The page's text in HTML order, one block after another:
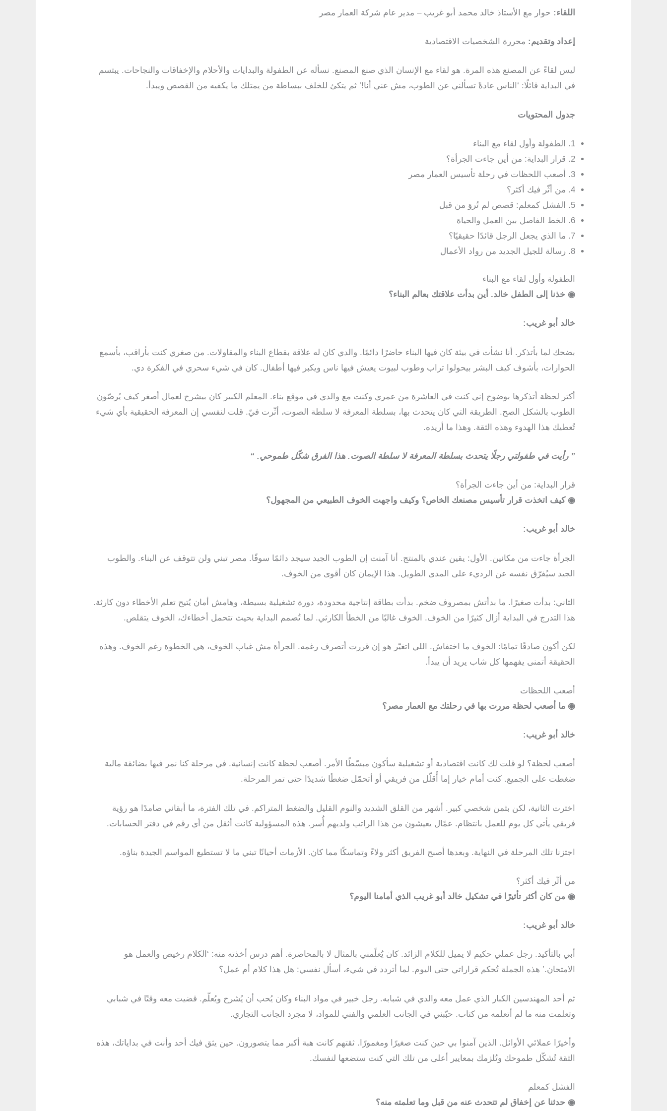
اللقاء: حوار مع الأستاذ خالد محمد أبو غريب – مدير عام شركة العمار مصر
إعداد وتقديم: محررة الشخصيات الاقتصادية
ليس لقاءً عن المصنع هذه المرة. هو لقاء مع الإنسان الذي صنع المصنع. نسأله عن الطفولة والبدايات والأحلام والإخفاقات والنجاحات. يبتسم
في البداية قائلًا: ‘الناس عادةً تسألني عن الطوب، مش عني أنا!’ ثم يتكئ للخلف ببساطة من يمتلك ما يكفيه من القصص ويبدأ.
جدول المحتويات
1. الطفولة وأول لقاء مع البناء
2. قرار البداية: من أين جاءت الجرأة؟
3. أصعب اللحظات في رحلة تأسيس العمار مصر
4. من أثّر فيك أكثر؟
5. الفشل كمعلم: قصص لم تُروَ من قبل
6. الخط الفاصل بين العمل والحياة
7. ما الذي يجعل الرجل قائدًا حقيقيًا؟
8. رسالة للجيل الجديد من رواد الأعمال
الطفولة وأول لقاء مع البناء
◉ خذنا إلى الطفل خالد. أين بدأت علاقتك بعالم البناء؟
خالد أبو غريب:
بضحك لما بأتذكر. أنا نشأت في بيئة كان فيها البناء حاضرًا دائمًا. والدي كان له علاقة بقطاع البناء والمقاولات. من صغري كنت بأراقب، بأسمع
الحوارات، بأشوف كيف البشر بيحولوا تراب وطوب لبيوت يعيش فيها ناس ويكبر فيها أطفال. كان في شيء سحري في الفكرة دي.
أكتر لحظة أتذكرها بوضوح إني كنت في العاشرة من عمري وكنت مع والدي في موقع بناء. المعلم الكبير كان بيشرح لعمال أصغر كيف يُرصّون
الطوب بالشكل الصح. الطريقة التي كان يتحدث بها، بسلطة المعرفة لا سلطة الصوت، أثّرت فيّ. قلت لنفسي إن المعرفة الحقيقية بأي شيء
تُعطيك هذا الهدوء وهذه الثقة. وهذا ما أريده.
” رأيت في طفولتي رجلًا يتحدث بسلطة المعرفة لا سلطة الصوت. هذا الفرق شكّل طموحي. “
قرار البداية: من أين جاءت الجرأة؟
◉كيف اتخذت قرار تأسيس مصنعك الخاص؟ وكيف واجهت الخوف الطبيعي من المجهول؟
خالد أبو غريب:
الجرأة جاءت من مكانين. الأول: يقين عندي بالمنتج. أنا آمنت إن الطوب الجيد سيجد دائمًا سوقًا. مصر تبني ولن تتوقف عن البناء. والطوب
الجيد سيُفرّق نفسه عن الرديء على المدى الطويل. هذا الإيمان كان أقوى من الخوف.
الثاني: بدأت صغيرًا. ما بدأتش بمصروف ضخم. بدأت بطاقة إنتاجية محدودة، دورة تشغيلية بسيطة، وهامش أمان يُتيح تعلم الأخطاء دون كارثة.
هذا التدرج في البداية أزال كثيرًا من الخوف. الخوف غالبًا من الخطأ الكارثي. لما تُصمم البداية بحيث تتحمل أخطاءك، الخوف يتقلص.
لكن أكون صادقًا تمامًا: الخوف ما اختفاش. اللي اتغيّر هو إن قررت أتصرف رغمه. الجرأة مش غياب الخوف، هي الخطوة رغم الخوف. وهذه
الحقيقة أتمنى يفهمها كل شاب يريد أن يبدأ.
أصعب اللحظات
◉ما أصعب لحظة مررت بها في رحلتك مع العمار مصر؟
خالد أبو غريب:
أصعب لحظة؟ لو قلت لك كانت اقتصادية أو تشغيلية سأكون مبسّطًا الأمر. أصعب لحظة كانت إنسانية. في مرحلة كنا نمر فيها بضائقة مالية
ضغطت على الجميع. كنت أمام خيار إما أُقلّل من فريقي أو أتحمّل ضغطًا شديدًا حتى تمر المرحلة.
اخترت الثانية، لكن بثمن شخصي كبير. أشهر من القلق الشديد والنوم القليل والضغط المتراكم. في تلك الفترة، ما أبقاني صامدًا هو رؤية
فريقي يأتي كل يوم للعمل بانتظام. عمّال يعيشون من هذا الراتب ولديهم أُسر. هذه المسؤولية كانت أثقل من أي رقم في دفتر الحسابات.
اجتزنا تلك المرحلة في النهاية. وبعدها أصبح الفريق أكثر ولاءً وتماسكًا مما كان. الأزمات أحيانًا تبني ما لا تستطيع المواسم الجيدة بناؤه.
من أثّر فيك أكثر؟
◉من كان أكثر تأثيرًا في تشكيل خالد أبو غريب الذي أمامنا اليوم؟
خالد أبو غريب:
أبي بالتأكيد. رجل عملي حكيم لا يميل للكلام الزائد. كان يُعلّمني بالمثال لا بالمحاضرة. أهم درس أخذته منه: ‘الكلام رخيص والعمل هو
الامتحان.’ هذه الجملة تُحكم قراراتي حتى اليوم. لما أتردد في شيء، أسأل نفسي: هل هذا كلام أم عمل؟
ثم أحد المهندسين الكبار الذي عمل معه والدي في شبابه. رجل خبير في مواد البناء وكان يُحب أن يُشرح ويُعلّم. قضيت معه وقتًا في شبابي
وتعلمت منه ما لم أتعلمه من كتاب. حبّبني في الجانب العلمي والفني للمواد، لا مجرد الجانب التجاري.
وأخيرًا عملائي الأوائل. الذين آمنوا بي حين كنت صغيرًا ومغمورًا. ثقتهم كانت هبة أكبر مما يتصورون. حين يثق فيك أحد وأنت في بداياتك، هذه
الثقة تُشكّل طموحك وتُلزمك بمعايير أعلى من تلك التي كنت ستضعها لنفسك.
الفشل كمعلم
◉ حدثنا عن إخفاق لم تتحدث عنه من قبل وما تعلمته منه؟